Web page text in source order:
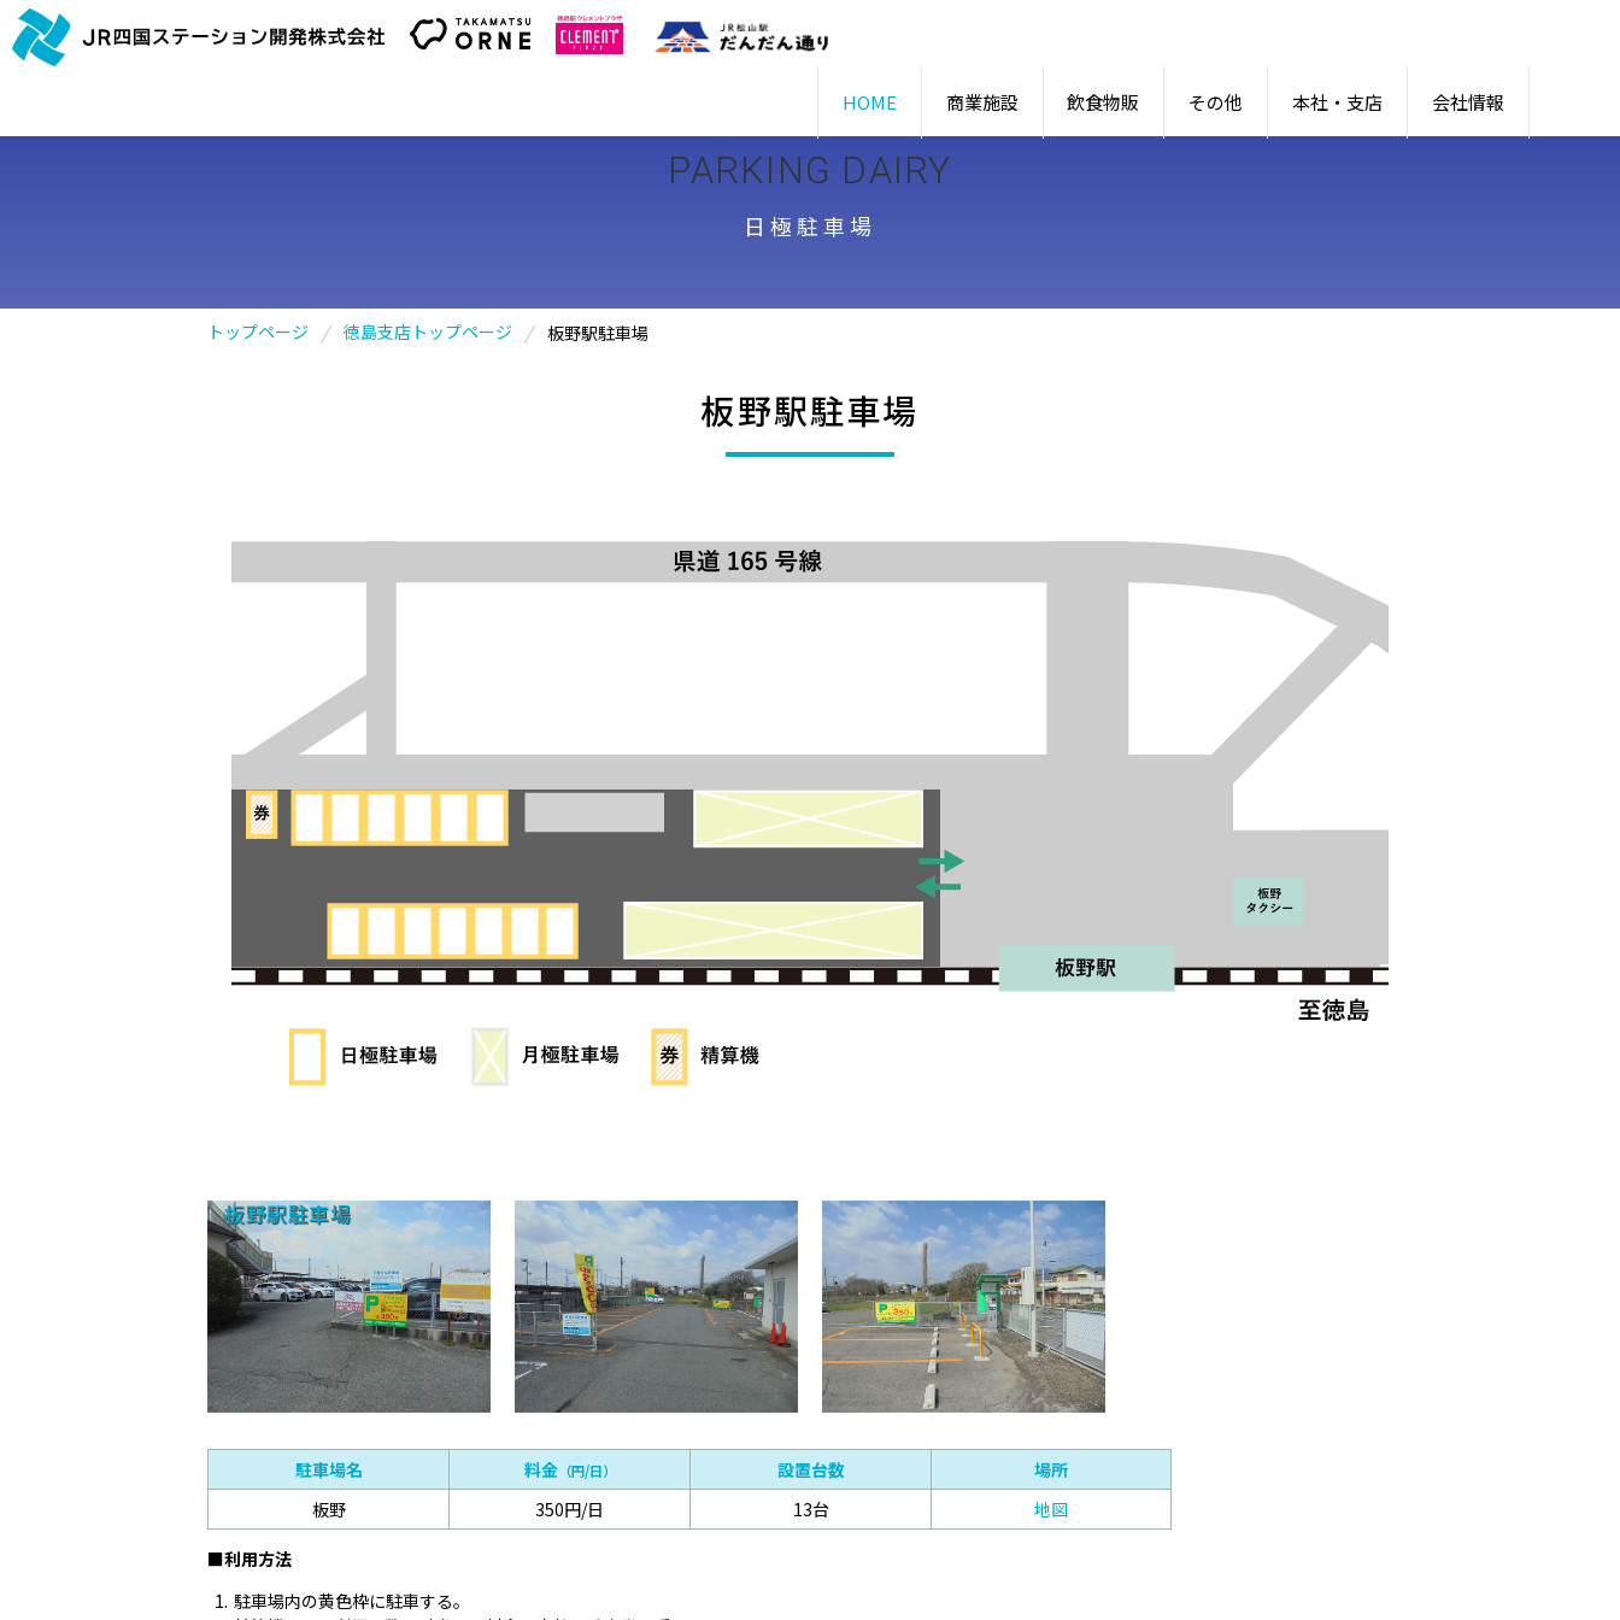
HOME 商業施設 飲食物販 その他 本社・支店 会社情報
PARKING DAIRY
日極駐車場
トップページ 徳島支店トップページ 板野駅駐車場
板野駅駐車場
板野駅駐車場
駐車場名 料金（円/日） 設置台数
場所
板野
350円/日 13台 地図
■利用方法
駐車場内の黄色枠に駐車する。